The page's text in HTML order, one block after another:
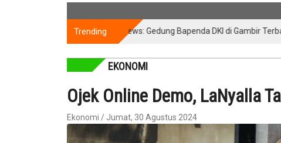
Trending
Breaking News: Gedung Bapenda DKI di Gambir Terbakar
EKONOMI
Ojek Online Demo, LaNyalla
Ekonomi / Jumat, 30 Agustus 2024